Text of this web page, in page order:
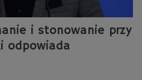
i stonowanie przy
odpowiada